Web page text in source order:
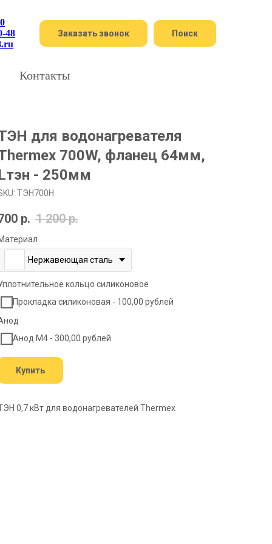
48
Заказать звонок Поиск
Контакты
для водонагревателя
700W, фланец 64мм,
- 250мм
ТЭН700Н
р. 1 200 р.
Нержавеющая сталь
кольцо силиконовое
Прокладка силиконовая - 100,00 рублей
Анод М4 - 300,00 рублей
Купить
0,7 кВт для водонагревателей Thermex